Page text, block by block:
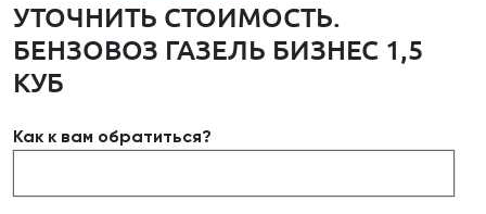
УТОЧНИТЬ СТОИМОСТЬ.
БЕНЗОВОЗ ГАЗЕЛЬ БИЗНЕС 1,5
КУБ
Как к вам обратиться?